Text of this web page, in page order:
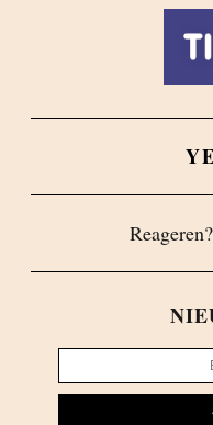
Reageren?